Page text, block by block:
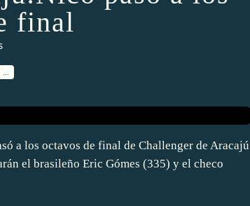
final
a los octavos de final de Challenger de Aracajú
el brasileño Eric Gómes (335) y el checo